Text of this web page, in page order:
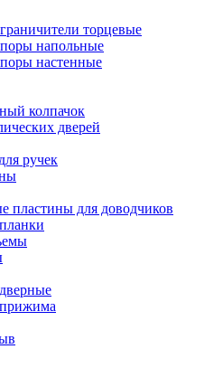
торцевые
напольные
настенные
колпачок
дверей
ручек
пластины для доводчиков
прижима